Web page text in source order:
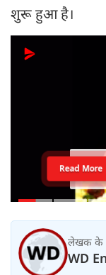
शुरू हुआ है।
Read More
लेखक के
WD